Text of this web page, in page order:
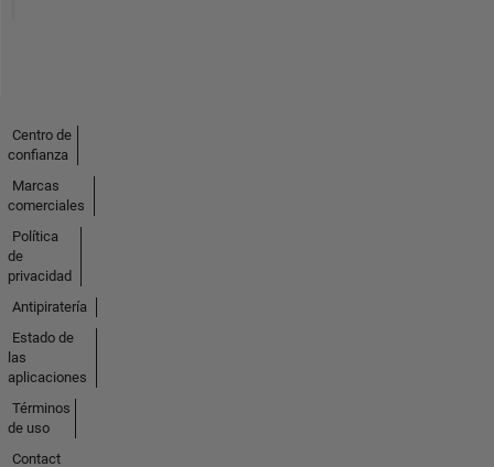
Centro de
confianza
Marcas
comerciales
Política
de
privacidad
Antipiratería
Estado de
las
aplicaciones
Términos
de uso
Contact